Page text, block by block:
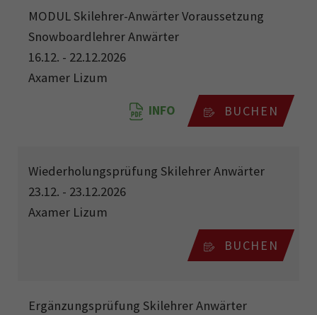
MODUL Skilehrer-Anwärter Voraussetzung
Snowboardlehrer Anwärter
16.12. - 22.12.2026
Axamer Lizum
INFO BUCHEN
Wiederholungsprüfung Skilehrer Anwärter
23.12. - 23.12.2026
Axamer Lizum
BUCHEN
Ergänzungsprüfung Skilehrer Anwärter